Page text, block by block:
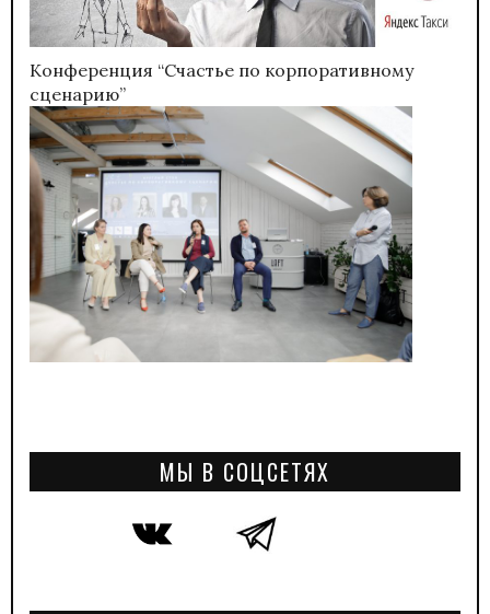
Конференция “Счастье по корпоративному
сценарию”
МЫ В СОЦСЕТЯХ